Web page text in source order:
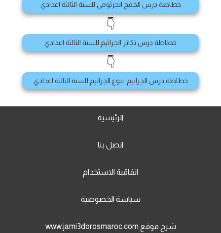
خطاطة درس الخمج الجرثومي للسنة الثالثة اعدادي
👇
خطاطة درس تكاثر الجراثيم للسنة الثالثة اعدادي
👇
خطاطة درس الجراثيم: تنوع الجراثيم للسنة الثالثة اعدادي
الرئيسية
اتصل بنا
اتفاقية الاستخدام
سياسة الخصوصية
شرح موقع www.jami3dorosmaroc.com